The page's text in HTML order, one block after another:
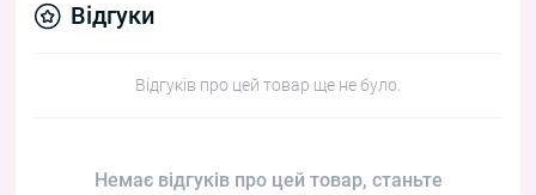
Відгуки
Відгуків про цей товар ще не було.
Немає відгуків про цей товар, станьте